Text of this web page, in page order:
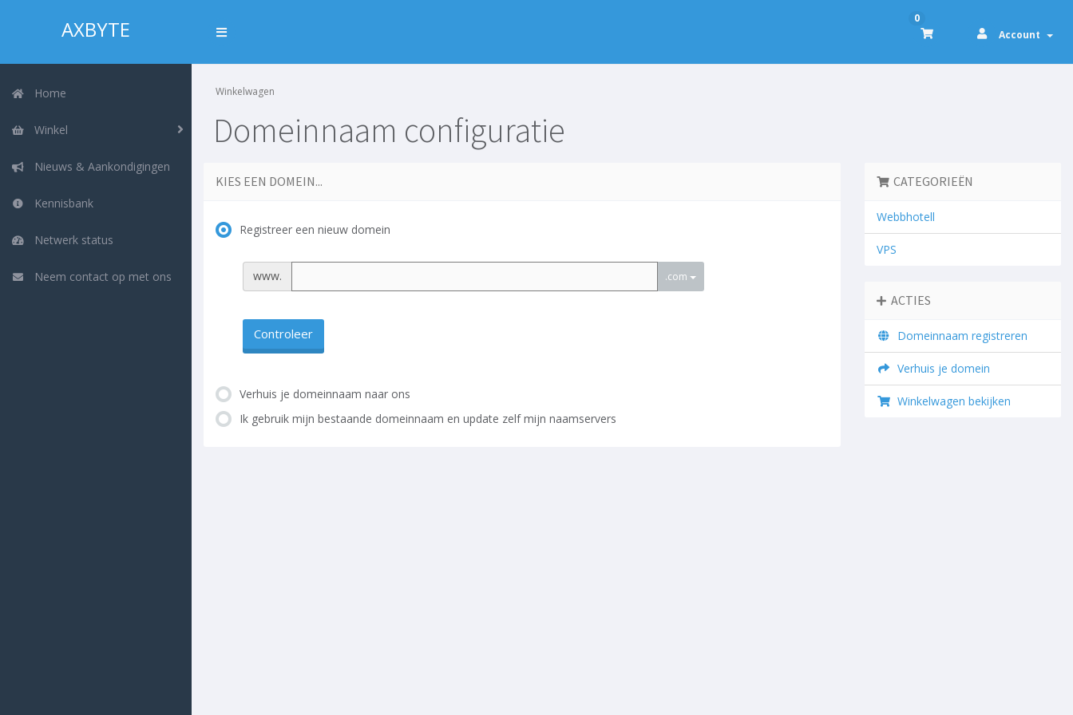
AXBYTE
0
Account
Home
Winkel
Nieuws & Aankondigingen
Kennisbank
Netwerk status
Neem contact op met ons
Winkelwagen
Domeinnaam configuratie
KIES EEN DOMEIN...
Registreer een nieuw domein
www. .com
Controleer
Verhuis je domeinnaam naar ons
Ik gebruik mijn bestaande domeinnaam en update zelf mijn naamservers
CATEGORIEËN
Webbhotell
VPS
ACTIES
Domeinnaam registreren
Verhuis je domein
Winkelwagen bekijken